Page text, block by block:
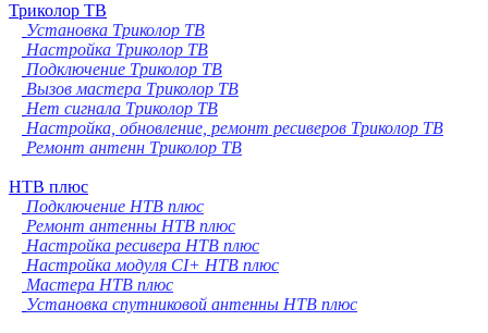
Триколор ТВ
Установка Триколор ТВ
Настройка Триколор ТВ
Подключение Триколор ТВ
Вызов мастера Триколор ТВ
Нет сигнала Триколор ТВ
Настройка, обновление, ремонт ресиверов Триколор ТВ
Ремонт антенн Триколор ТВ
НТВ плюс
Подключение НТВ плюс
Ремонт антенны НТВ плюс
Настройка ресивера НТВ плюс
Настройка модуля CI+ НТВ плюс
Мастера НТВ плюс
Установка спутниковой антенны НТВ плюс